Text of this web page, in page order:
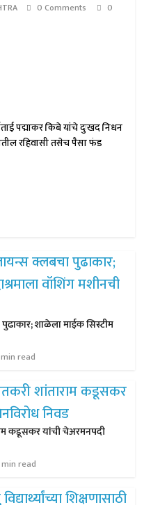
0 Comments
0
पद्माकर किबे यांचे दुःखद निधन
रहिवासी तसेच पैसा फंड
पुढाकार; शाळेला माईक सिस्टीम
min read
कडूसकर यांची चेअरमनपदी
min read